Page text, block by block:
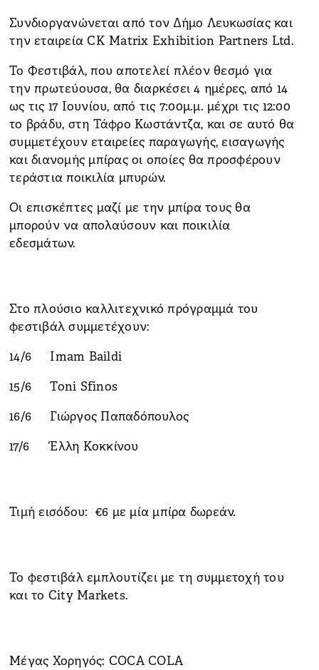
Συνδιοργανώνεται από τον Δήμο Λευκωσίας και
την εταιρεία CK Matrix Exhibition Partners Ltd.
Το Φεστιβάλ, που αποτελεί πλέον θεσμό για
την πρωτεύουσα, θα διαρκέσει 4 ημέρες, από 14
ως τις 17 Ιουνίου, από τις 7:00μ.μ. μέχρι τις 12:00
το βράδυ, στη Τάφρο Κωστάντζα, και σε αυτό θα
συμμετέχουν εταιρείες παραγωγής, εισαγωγής
και διανομής μπίρας οι οποίες θα προσφέρουν
τεράστια ποικιλία μπυρών.
Οι επισκέπτες μαζί με την μπίρα τους θα
μπορούν να απολαύσουν και ποικιλία
εδεσμάτων.
Στο πλούσιο καλλιτεχνικό πρόγραμμά του
φεστιβάλ συμμετέχουν:
14/6 Imam Baildi
15/6 Toni Sfinos
16/6 Γιώργος Παπαδόπουλος
17/6 Έλλη Κοκκίνου
Τιμή εισόδου: €6 με μία μπίρα δωρεάν.
Το φεστιβάλ εμπλουτίζει με τη συμμετοχή του
και το City Markets.
Μέγας Χορηγός: COCA COLA